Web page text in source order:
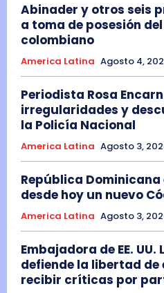
Abinader y otros seis
a toma de posesión
colombiano
America Latina Agosto 4,
Periodista Rosa
irregularidades y
la Policía Nacional
America Latina Agosto 3,
República
desde hoy un nuevo
America Latina Agosto 3,
Embajadora de EE. UU.
defiende la libertad de
recibir críticas por